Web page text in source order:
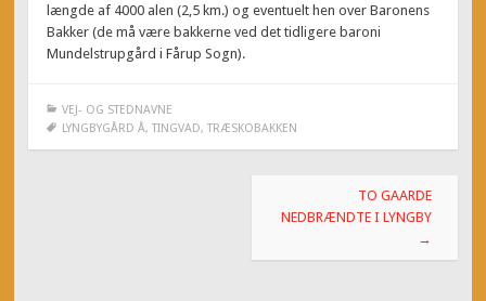
længde af 4000 alen (2,5 km.) og eventuelt hen over Baronens
Bakker (de må være bakkerne ved det tidligere baroni
Mundelstrupgård i Fårup Sogn).
VEJ- OG STEDNAVNE
LYNGBYGÅRD Å, TINGVAD, TRÆSKOBAKKEN
TO GAARDE
NEDBRÆNDTE I LYNGBY
→